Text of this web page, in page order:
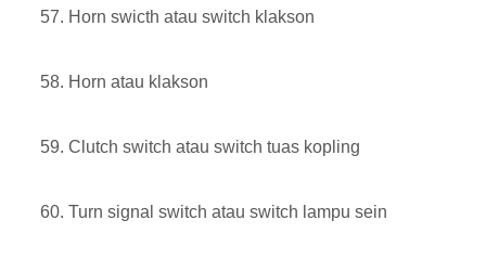
Horn swicth atau switch klakson
Horn atau klakson
Clutch switch atau switch tuas kopling
Turn signal switch atau switch lampu sein